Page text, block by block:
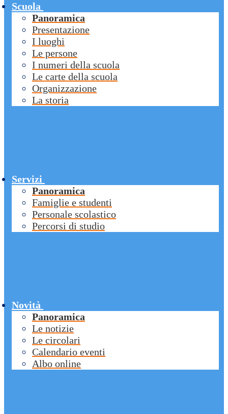
Scuola
Panoramica
Presentazione
I luoghi
Le persone
I numeri della scuola
Le carte della scuola
Organizzazione
La storia
Servizi
Panoramica
Famiglie e studenti
Personale scolastico
Percorsi di studio
Novità
Panoramica
Le notizie
Le circolari
Calendario eventi
Albo online